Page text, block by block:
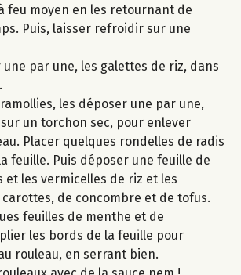
à feu moyen en les retournant de
Puis, laisser refroidir sur une
une par une, les galettes de riz, dans
les déposer une par une,
un torchon sec, pour enlever
Placer quelques rondelles de radis
feuille. Puis déposer une feuille de
et les vermicelles de riz et les
de concombre et de tofus.
feuilles de menthe et de
les bords de la feuille pour
rouleau, en serrant bien.